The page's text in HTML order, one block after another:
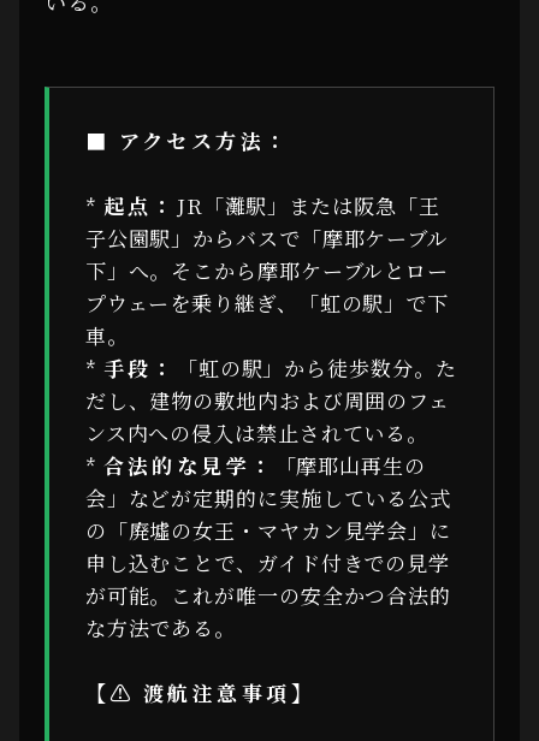
■ アクセス方法：
* 起点： JR「灘駅」または阪急「王
子公園駅」からバスで「摩耶ケーブル
下」へ。そこから摩耶ケーブルとロー
プウェーを乗り継ぎ、「虹の駅」で下
車。
* 手段：
「虹の駅」から徒歩数分。た
だし、建物の敷地内および周囲のフェ
ンス内への侵入は禁止されている。
* 合法的な見学：
「摩耶山再生の
会」などが定期的に実施している公式
の「廃墟の女王・マヤカン見学会」に
申し込むことで、ガイド付きでの見学
が可能。これが唯一の安全かつ合法的
な方法である。
【⚠ 渡航注意事項】